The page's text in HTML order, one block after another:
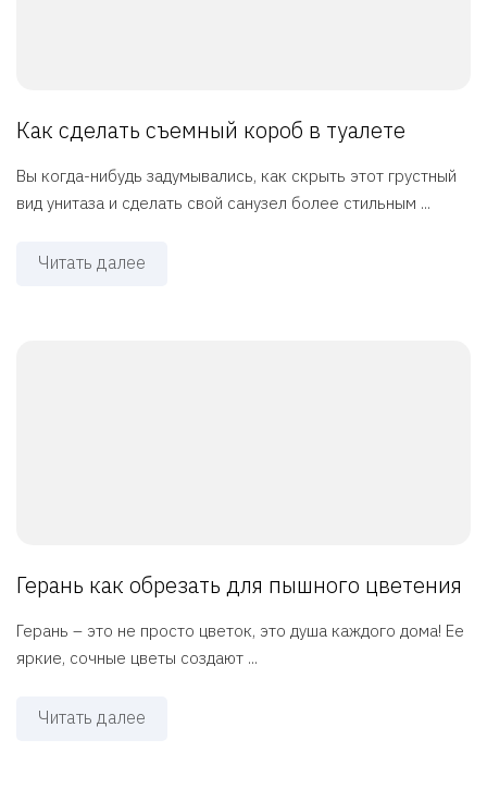
Как сделать съемный короб в туалете
Вы когда-нибудь задумывались, как скрыть этот грустный
вид унитаза и сделать свой санузел более стильным ...
Читать далее
Герань как обрезать для пышного цветения
Герань – это не просто цветок, это душа каждого дома! Ее
яркие, сочные цветы создают ...
Читать далее